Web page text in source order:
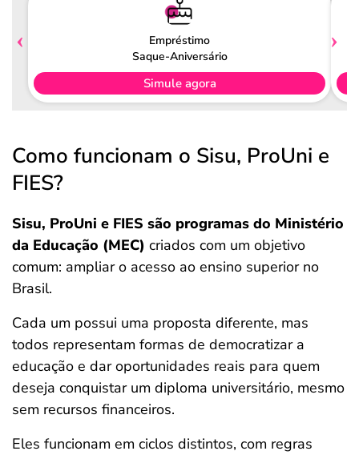
Empréstimo
Saque-Aniversário
Simule agora
Como funcionam o Sisu, ProUni e
FIES?
Sisu, ProUni e FIES são programas do Ministério
da Educação (MEC) criados com um objetivo
comum: ampliar o acesso ao ensino superior no
Brasil.
Cada um possui uma proposta diferente, mas
todos representam formas de democratizar a
educação e dar oportunidades reais para quem
deseja conquistar um diploma universitário, mesmo
sem recursos financeiros.
Eles funcionam em ciclos distintos, com regras